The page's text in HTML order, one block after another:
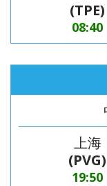
台中出
發】
自費
升等
排
【
台
飛成
都】
(TPE)
08:40
上海
(PVG)
19:50